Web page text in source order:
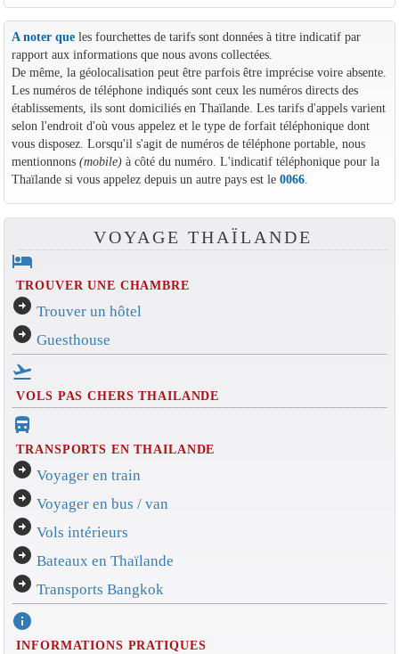
A noter queles fourchettes de tarifs sont données à titre indicatif par
rapport aux informations que nous avons collectées.
De même, la géolocalisation peut être parfois être imprécise voire absente.
Les numéros de téléphone indiqués sont ceux les numéros directs des
établissements, ils sont domiciliés en Thaïlande. Les tarifs d'appels varient
selon l'endroit d'où vous appelez et le type de forfait téléphonique dont
vous disposez. Lorsqu'il s'agit de numéros de téléphone portable, nous
mentionnons (mobile)à côté du numéro. L'indicatif téléphonique pour la
Thaïlande si vous appelez depuis un autre pays est le 0066.
VOYAGE THAÏLANDE
hotel
TROUVER UNE CHAMBRE
arrow_circle_right Trouver un hôtel
arrow_circle_right Guesthouse
flight_takeoff
VOLS PAS CHERS THAILANDE
directions_bus_filled
TRANSPORTS EN THAILANDE
arrow_circle_right Voyager en train
arrow_circle_right Voyager en bus / van
arrow_circle_right Vols intérieurs
arrow_circle_right Bateaux en Thaïlande
arrow_circle_right Transports Bangkok
info
INFORMATIONS PRATIQUES